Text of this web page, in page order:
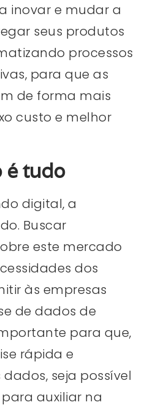
inovar e mudar a
seus produtos
processos
para que as
de forma mais
custo e melhor
é tudo
digital, a
Buscar
este mercado
dos
às empresas
de dados de
para que,
rápida e
seja possível
auxiliar na